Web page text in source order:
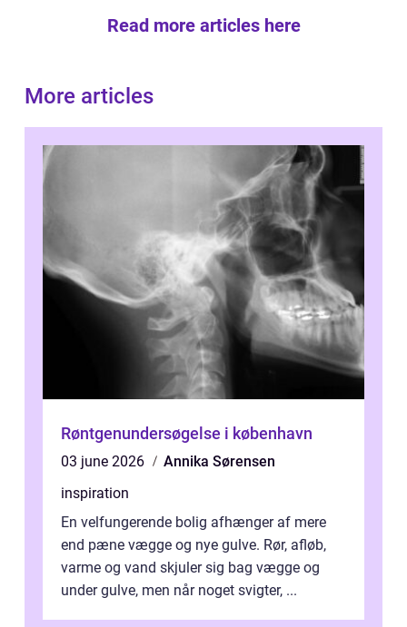
Read more articles here
More articles
Røntgenundersøgelse i københavn
03 june 2026
Annika Sørensen
inspiration
En velfungerende bolig afhænger af mere
end pæne vægge og nye gulve. Rør, afløb,
varme og vand skjuler sig bag vægge og
under gulve, men når noget svigter, ...